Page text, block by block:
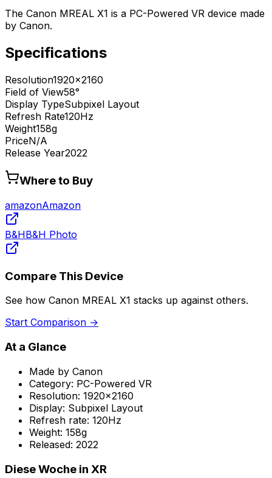
The Canon MREAL X1 is a PC-Powered VR device made
by Canon.
Specifications
Resolution1920x2160
Field of View58°
Display TypeSubpixel Layout
Refresh Rate120Hz
Weight158g
PriceN/A
Release Year2022
Where to Buy
amazonAmazon
B&HB&H Photo
Compare This Device
See how Canon MREAL X1 stacks up against others.
Start Comparison →
At a Glance
Made by Canon
Category: PC-Powered VR
Resolution: 1920x2160
Display: Subpixel Layout
Refresh rate: 120Hz
Weight: 158g
Released: 2022
Diese Woche in XR